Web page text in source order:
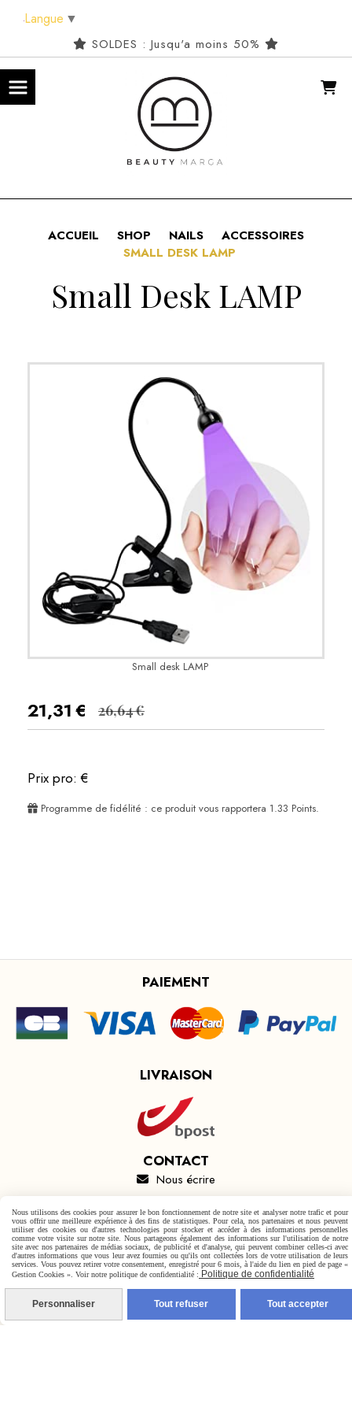
SOLDES : Jusqu'a moins 50%
ACCUEIL SHOP NAILS
ACCESSOIRES
SMALL DESK LAMP
Small Desk LAMP
Small desk LAMP
21,31€ 26,64€
Prix pro: €
Programme de fidélité : ce produit vous rapportera 1.33 Points.
PAIEMENT
LIVRAISON
CONTACT
 Nous écrire
Facebook est désactivé. Autoriser
Mentions Légales
Conditions générales de vente
Politique de confidentialité
Gestion cookies Mon Compte
Langue ▼
Nous utilisons des cookies pour assurer le bon fonctionnement de notre site et analyser notre trafic et pour
vous offrir une meilleure expérience à des fins de statistiques. Pour cela, nos partenaires et nous peuvent
utiliser des cookies ou d'autres technologies pour stocker et accéder à des informations personnelles
comme votre visite sur notre site. Nous partageons également des informations sur l'utilisation de notre
site avec nos partenaires de médias sociaux, de publicité et d'analyse, qui peuvent combiner celles-ci avec
d'autres informations que vous leur avez fournies ou qu'ils ont collectées lors de votre utilisation de leurs
services. Vous pouvez retirer votre consentement, enregistré pour 6 mois, à l'aide du lien en pied de page «
Gestion Cookies ». Voir notre politique de confidentialité : Politique de confidentialité
Personnaliser Tout refuser Tout accepter